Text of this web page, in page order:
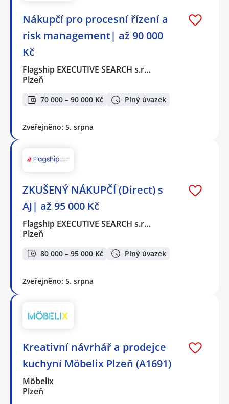
Nákupčí pro procesní řízení a
risk management| až 90 000
Kč
Flagship EXECUTIVE SEARCH s.r…
Plzeň
70 000 – 90 000 Kč Plný úvazek
Zveřejněno: 5. srpna
ZKUŠENÝ NÁKUPČÍ (Direct) s
AJ| až 95 000 Kč
Flagship EXECUTIVE SEARCH s.r…
Plzeň
80 000 – 95 000 Kč Plný úvazek
Zveřejněno: 5. srpna
Kreativní návrhář a prodejce
kuchyní Möbelix Plzeň (A1691)
Möbelix
Plzeň